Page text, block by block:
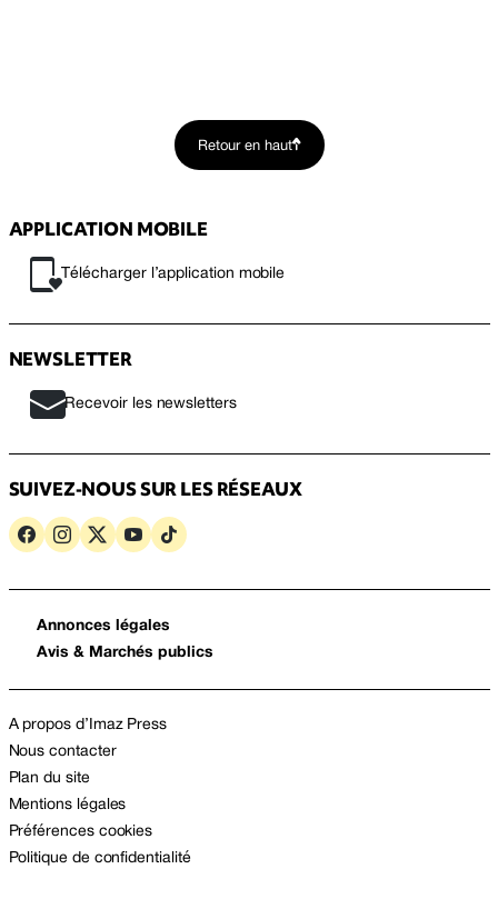
Retour en haut
APPLICATION MOBILE
Télécharger l’application mobile
NEWSLETTER
Recevoir les newsletters
SUIVEZ-NOUS SUR LES RÉSEAUX
Annonces légales
Avis & Marchés publics
A propos d’Imaz Press
Nous contacter
Plan du site
Mentions légales
Préférences cookies
Politique de confidentialité